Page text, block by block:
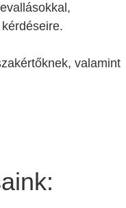
valamint